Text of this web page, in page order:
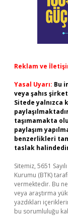
Reklam ve
Yasal Uyarı: Bu
veya şahıs
Sitede yalnızca
taşımamakta
paylaşım
benzerlikleri
taslak
Sitemiz, 5651
Kurumu (BTK)
vermektedir. Bu
veya araştırma
yazdıkları
bu sorumluluğu